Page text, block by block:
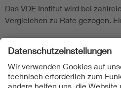
Das VDE Institut wird bei
Vergleichen zu Rate gezogen.
2